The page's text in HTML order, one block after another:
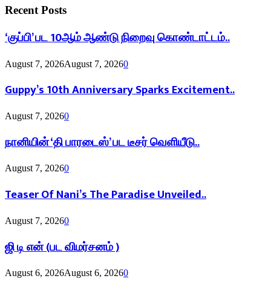
Recent Posts
‘குப்பி’ பட 10ஆம் ஆண்டு நிறைவு கொண்டாட்டம்..
August 7, 2026August 7, 20260
Guppy’s 10th Anniversary Sparks Excitement..
August 7, 20260
நானியின் ‘தி பாரடைஸ்’ பட டீசர் வெளியீடு..
August 7, 20260
Teaser Of Nani’s The Paradise Unveiled..
August 7, 20260
ஜி டி என் (பட விமர்சனம் )
August 6, 2026August 6, 20260